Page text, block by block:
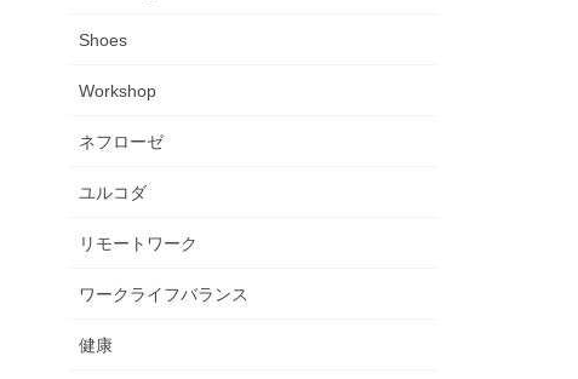
Shoes
Workshop
ネフローゼ
ユルコダ
リモートワーク
ワークライフバランス
健康